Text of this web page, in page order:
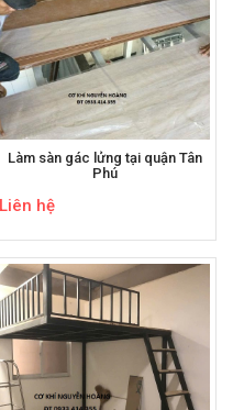
Làm sàn gác lửng tại quận Tân
Phú
Liên hệ